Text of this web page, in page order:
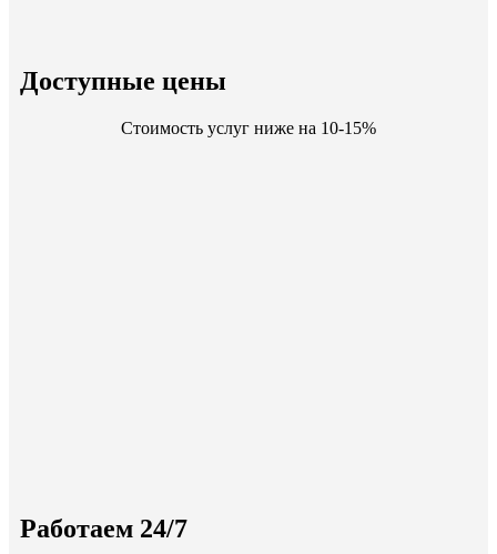
Доступные цены
Стоимость услуг ниже на 10-15%
Работаем 24/7